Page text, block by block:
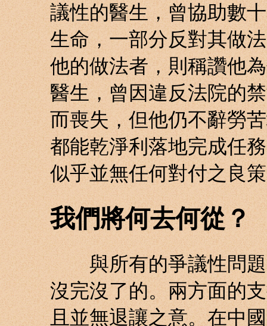
議性的醫生，曾協助數
生命，一部分反對其做
他的做法者，則稱讚他
醫生，曾因違反法院的
而喪失，但他仍不辭勞
都能乾淨利落地完成任
似乎並無任何對付之良
我們將何去何從？
與所有的爭議性問題
沒完沒了的。兩方面的
且並無退讓之意。在中